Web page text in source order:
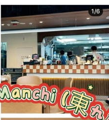
1/6